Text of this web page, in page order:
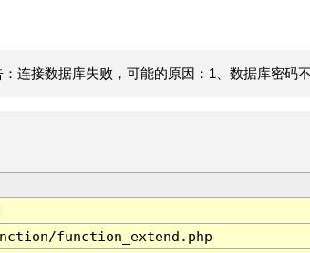
连接数据库失败，可能的原因：1、数据库密码
function_extend.php